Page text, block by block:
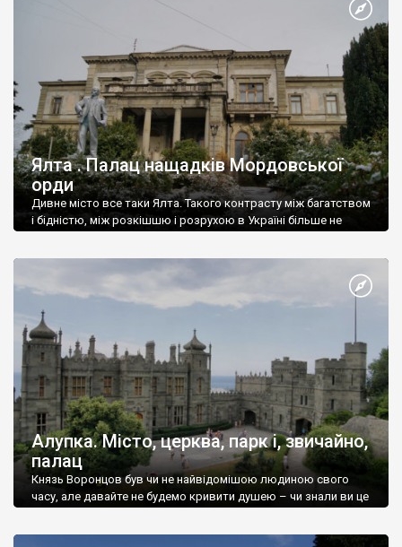
Ялта . Палац нащадків Мордовської
орди
Дивне місто все таки Ялта. Такого контрасту між багатством
і бідністю, між розкішшю і розрухою в Україні більше не
Алупка. Місто, церква, парк і, звичайно,
палац
Князь Воронцов був чи не найвідомішою людиною свого
часу, але давайте не будемо кривити душею – чи знали ви це